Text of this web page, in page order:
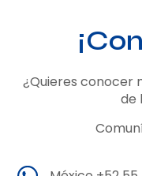
¿Quieres conocer
de